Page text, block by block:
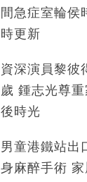
間急症室輪侯
時更新
資深演員黎彼
歲 鍾志光尊
後時光
男童港鐵站出
身麻醉手術